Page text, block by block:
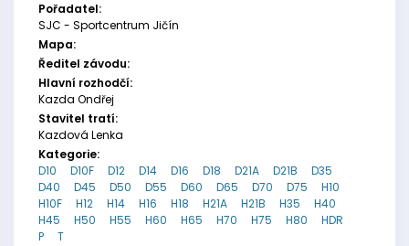
Pořadatel:
SJC - Sportcentrum Jičín
Mapa:
Ředitel závodu:
Hlavní rozhodčí:
Kazda Ondřej
Stavitel tratí:
Kazdová Lenka
Kategorie:
D10
D10F D12 D14 D16 D18 D21A D21B
D35
D40
D45 D50 D55 D60 D65 D70 D75
H10
H10F
H12 H14 H16 H18 H21A H21B H35
H40
H45
H50 H55 H60 H65 H70 H75 H80
HDR
P
T